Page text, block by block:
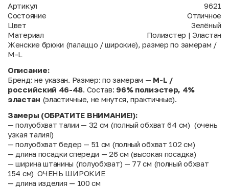
Артикул
9621
Состояние
Отличное
Цвет
Зелёный
Материал
Полиэстер | Эластан
Женские брюки (палаццо / широкие), размер по замерам /
M-L
Описание:
Бренд: не указан. Размер: по замерам — M-L /
российский 46-48. Состав: 96% полиэстер, 4%
эластан (эластичные, не мнутся, практичные).
Замеры (ОБРАТИТЕ ВНИМАНИЕ!):
— полуобхват талии — 32 см (полный обхват 64 см) (очень
узкая талия!)
— полуобхват бедер — 51 см (полный обхват 102 см)
— длина посадки спереди — 26 см (высокая посадка)
— ширина штанины (полуобхват) — 77 см (полный обхват
154 см) ОЧЕНЬ ШИРОКИЕ
— длина изделия — 100 см